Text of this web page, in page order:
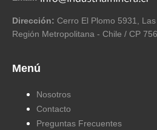
Dirección: Cerro El Plomo 5931,
Región Metropolitana - Chile / CP
Menú
Nosotros
Contacto
Preguntas Frecuentes